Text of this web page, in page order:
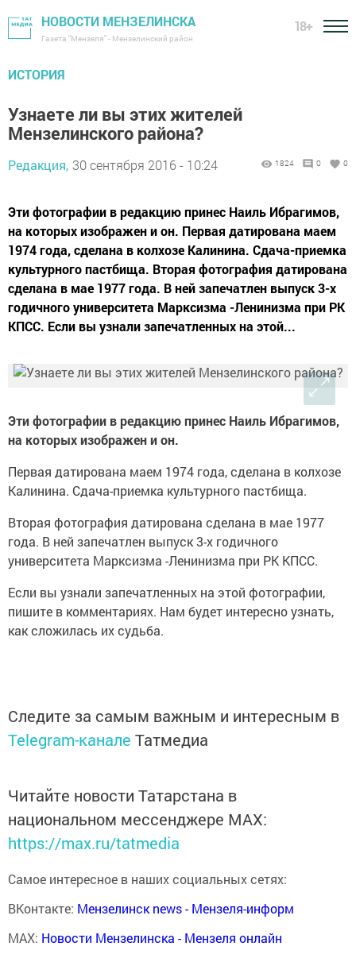
НОВОСТИ МЕНЗЕЛИНСКА
Газета "Мензеля" - Мензелинский район
18+
ИСТОРИЯ
Узнаете ли вы этих жителей
Мензелинского района?
Редакция, 30 сентября 2016 - 10:24 1824 0 0
Эти фотографии в редакцию принес Наиль Ибрагимов,
на которых изображен и он. Первая датирована маем
1974 года, сделана в колхозе Калинина. Сдача-приемка
культурного пастбища. Вторая фотография датирована
сделана в мае 1977 года. В ней запечатлен выпуск 3-х
годичного университета Марксизма -Ленинизма при РК
КПСС. Если вы узнали запечатленных на этой...
Эти фотографии в редакцию принес Наиль Ибрагимов,
на которых изображен и он.
Первая датирована маем 1974 года, сделана в колхозе
Калинина. Сдача-приемка культурного пастбища.
Вторая фотография датирована сделана в мае 1977
года. В ней запечатлен выпуск 3-х годичного
университета Марксизма -Ленинизма при РК КПСС.
Если вы узнали запечатленных на этой фотографии,
пишите в комментариях. Нам будет интересно узнать,
как сложилась их судьба.
Следите за самым важным и интересным в
Telegram-канале Татмедиа
Читайте новости Татарстана в
национальном мессенджере MАХ:
https://max.ru/tatmedia
Самое интересное в наших социальных сетях:
ВКонтакте: Мензелинск news - Мензеля-информ
MAX: Новости Мензелинска - Мензеля онлайн